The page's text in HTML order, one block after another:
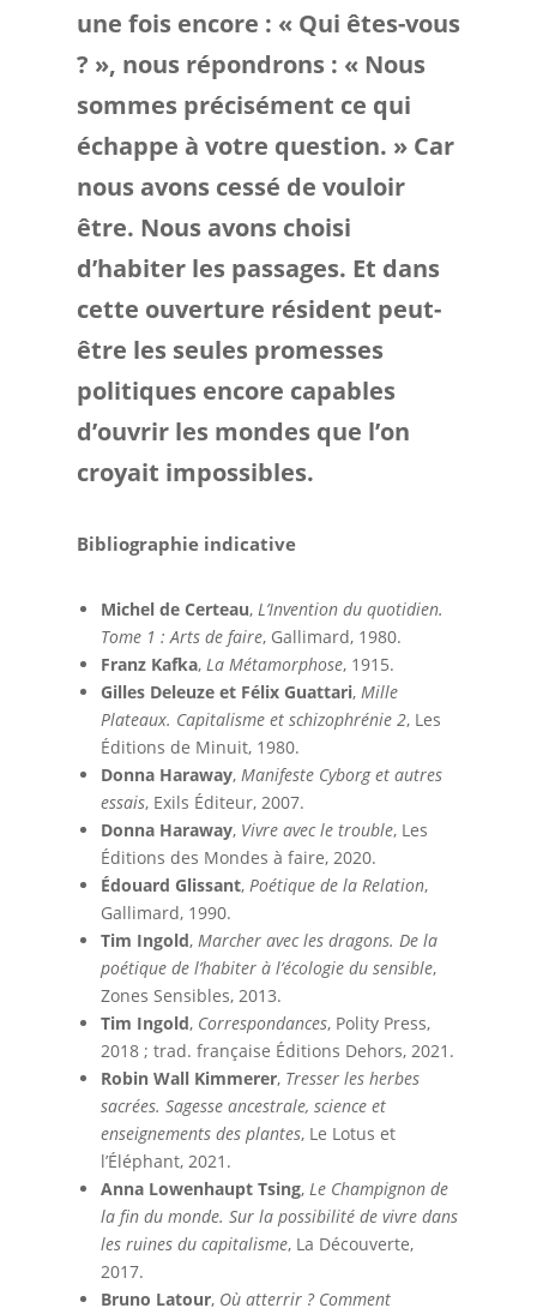
une fois encore : « Qui êtes-vous
? », nous répondrons : « Nous
sommes précisément ce qui
échappe à votre question. » Car
nous avons cessé de vouloir
être. Nous avons choisi
d’habiter les passages. Et dans
cette ouverture résident peut-
être les seules promesses
politiques encore capables
d’ouvrir les mondes que l’on
croyait impossibles.
Bibliographie indicative
Michel de Certeau, L’Invention du quotidien.
Tome 1 : Arts de faire, Gallimard, 1980.
Franz Kafka, La Métamorphose, 1915.
Gilles Deleuze et Félix Guattari, Mille
Plateaux. Capitalisme et schizophrénie 2, Les
Éditions de Minuit, 1980.
Donna Haraway, Manifeste Cyborg et autres
essais, Exils Éditeur, 2007.
Donna Haraway, Vivre avec le trouble, Les
Éditions des Mondes à faire, 2020.
Édouard Glissant, Poétique de la Relation,
Gallimard, 1990.
Tim Ingold, Marcher avec les dragons. De la
poétique de l’habiter à l’écologie du sensible,
Zones Sensibles, 2013.
Tim Ingold, Correspondances, Polity Press,
2018 ; trad. française Éditions Dehors, 2021.
Robin Wall Kimmerer, Tresser les herbes
sacrées. Sagesse ancestrale, science et
enseignements des plantes, Le Lotus et
l’Éléphant, 2021.
Anna Lowenhaupt Tsing, Le Champignon de
la fin du monde. Sur la possibilité de vivre dans
les ruines du capitalisme, La Découverte,
2017.
Bruno Latour, Où atterrir ? Comment